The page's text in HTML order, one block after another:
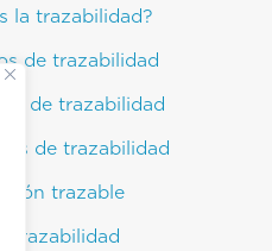
la trazabilidad?
de trazabilidad
de trazabilidad
de trazabilidad
trazable
trazabilidad